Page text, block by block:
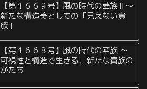
【第１６６９号】風の時代の華族Ⅱ〜
新たな構造美としての「見えない貴
族」
【第１６６８号】風の時代の華族 〜
可視性と構造で生きる、新たな貴族の
かたち